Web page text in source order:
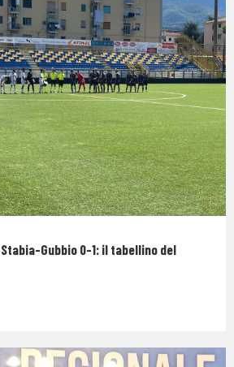
Gubbio 0-1: il tabellino del